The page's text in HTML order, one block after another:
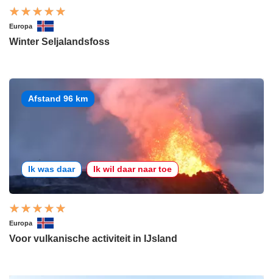
Europa
Winter Seljalandsfoss
Afstand 96 km
Ik was daar Ik wil daar naar toe
Europa
Voor vulkanische activiteit in IJsland